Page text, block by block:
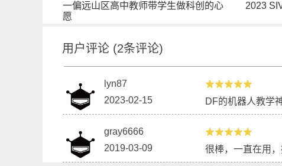
一偏远山区高中教师带学生做科创的心
愿
2023
比赛用（掌控版）
用户评论 (2条评论)
lyn87
2023-02-15
DF的机器人教学
gray6666
2019-03-09
很棒，一直在用